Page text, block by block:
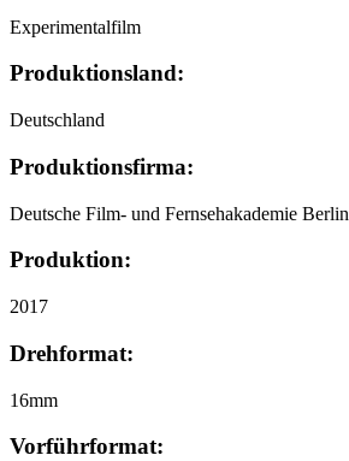
Experimentalfilm
Produktionsland:
Deutschland
Produktionsfirma:
Deutsche Film- und Fernsehakademie Berlin
Produktion:
2017
Drehformat:
16mm
Vorführformat: